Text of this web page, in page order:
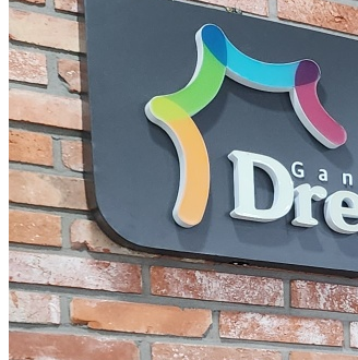
FRANCHISE
CS CENTER